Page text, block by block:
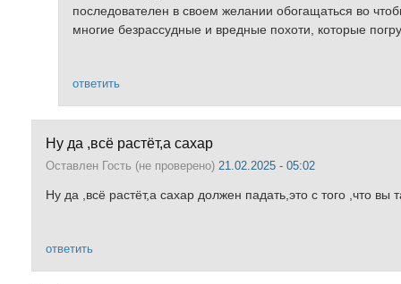
последователен в своем желании обогащаться во
многие безрассудные и вредные похоти, которые
ответить
Ну да ,всё растёт,а сахар
Оставлен Гость (не проверено) 21.02.2025 - 05:02
Ну да ,всё растёт,а сахар должен падать,это с того ,что вы
ответить